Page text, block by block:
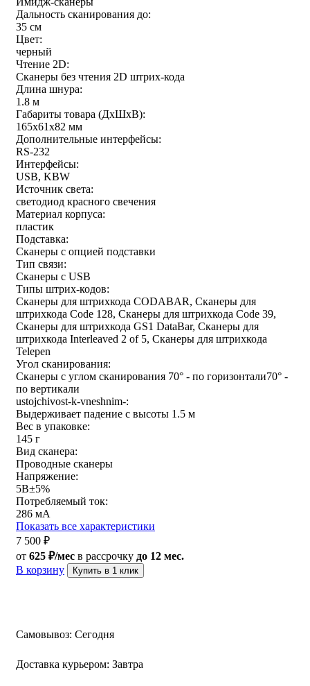
Дальность сканирования до:
35 см
Цвет:
черный
Чтение 2D:
Сканеры без чтения 2D штрих-кода
Длина шнура:
1.8 м
Габариты товара (ДxШxВ):
165x61x82 мм
Дополнительные интерфейсы:
RS-232
Интерфейсы:
USB, KBW
Источник света:
светодиод красного свечения
Материал корпуса:
пластик
Подставка:
Сканеры с опцией подставки
Тип связи:
Сканеры с USB
Типы штрих-кодов:
Сканеры для штрихкода CODABAR, Сканеры для
штрихкода Code 128, Сканеры для штрихкода Code 39,
Сканеры для штрихкода GS1 DataBar, Сканеры для
штрихкода Interleaved 2 of 5, Сканеры для штрихкода
Telepen
Угол сканирования:
Сканеры с углом сканирования 70° - по горизонтали70° -
по вертикали
ustojchivost-k-vneshnim-:
Выдерживает падение с высоты 1.5 м
Вес в упаковке:
145 г
Вид сканера:
Проводные сканеры
Напряжение:
5В±5%
Потребляемый ток:
286 мA
Показать все характеристики
7 500 ₽
от 625 ₽/мес в рассрочку до 12 мес.
В корзину
Купить в 1 клик
Самовывоз: Сегодня
Доставка курьером: Завтра